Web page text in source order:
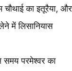
चौथाई का इतूरैया, और
में लिसानियास
परमेश्वर का